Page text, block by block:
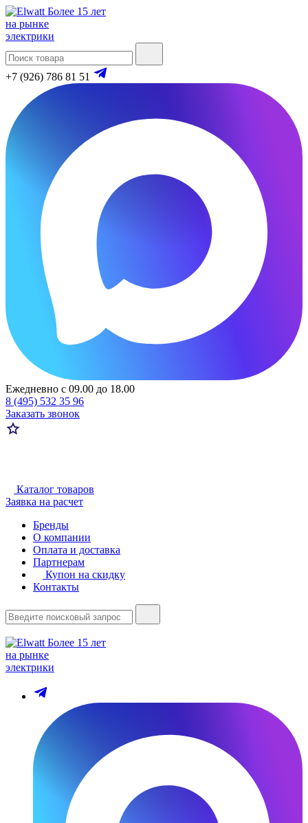
Более 15 лет
на рынке
электрики
+7 (926) 786 81 51
Ежедневно с 09.00 до 18.00
8 (495) 532 35 96
Заказать звонок
Каталог товаров
Заявка на расчет
Бренды
О компании
Оплата и доставка
Партнерам
Купон на скидку
Контакты
Более 15 лет
на рынке
электрики